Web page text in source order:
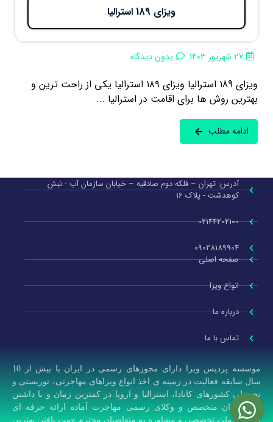
ویزای 189 استرالیا
27 شهریور 1403 بدون دیدگاه
ویزای 189 استرالیا ویزای ۱۸۹ استرالیا یکی از راحت ترین و
بهترین روش ها برای اقامت در استرالیا ...
ادامه مطلب
آدرس: تهران – فلکه دوم صادقیه – خیابان سازمان آب - نبش
کوهدشت - پلاک 16
02144202100
09028189904
صفحه اصلی
انواع ویزا
درباره ما
تماس با ما
موسسه پردیس ویزا دارای مجوزهای رسمی در ایران با بیش از 10
سال سابقه فعالیت در زمینه ی اخذ انواع ویزاهای مهاجرتی، توریستی و
تحصیلی کشورهای کانادا، استرالیا و اروپا در کمترین زمان و با داشتن
کارشناسان متخصص و وکلای رسمی مهاجرت آماده ارائه حرفه ای
ترین خدمات تخصصی و مشاوره به متقاضیان محترم جهت یافتن بهترین